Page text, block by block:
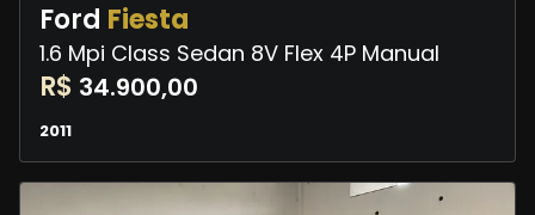
Ford Fiesta
1.6 Mpi Class Sedan 8V Flex 4P Manual
R$ 34.900,00
2011